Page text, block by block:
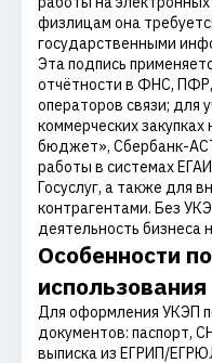
физлицам она
государственными
Эта подпись
отчётности в ФНС,
операторов связи; для
коммерческих
бюджет», Сбербанк-
работы в системах
Госуслуг, а также для
контрагентами. Без
деятельность бизнеса
Особенности
использования
Для оформления УКЭП
документов: паспорт,
выписка из ЕГРИП/